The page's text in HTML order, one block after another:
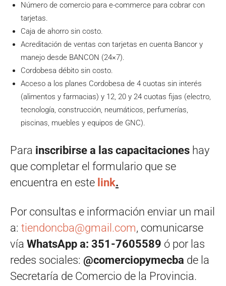
Número de comercio para e-commerce para cobrar con
tarjetas.
Caja de ahorro sin costo.
Acreditación de ventas con tarjetas en cuenta Bancor y
manejo desde BANCON (24×7).
Cordobesa débito sin costo.
Acceso a los planes Cordobesa de 4 cuotas sin interés
(alimentos y farmacias) y 12, 20 y 24 cuotas fijas (electro,
tecnología, construcción, neumáticos, perfumerías,
piscinas, muebles y equipos de GNC).
Para inscribirse a las capacitaciones hay
que completar el formulario que se
encuentra en este link.
Por consultas e información enviar un mail
a: tiendoncba@gmail.com, comunicarse
vía WhatsApp a: 351-7605589 ó por las
redes sociales: @comerciopymecba de la
Secretaría de Comercio de la Provincia.